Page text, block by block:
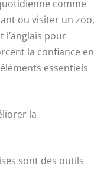
comme
ou visiter un zoo,
l’anglais pour
la confiance en
essentiels
la
sont des outils